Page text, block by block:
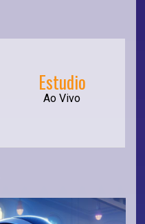
Estudio
Ao Vivo